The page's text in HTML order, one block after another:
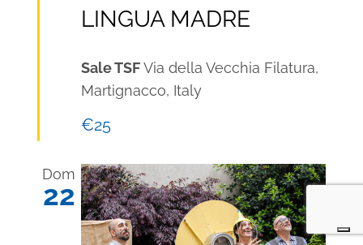
LINGUA MADRE
Sale TSFVia della Vecchia Filatura,
Martignacco, Italy
€25
Dom
22